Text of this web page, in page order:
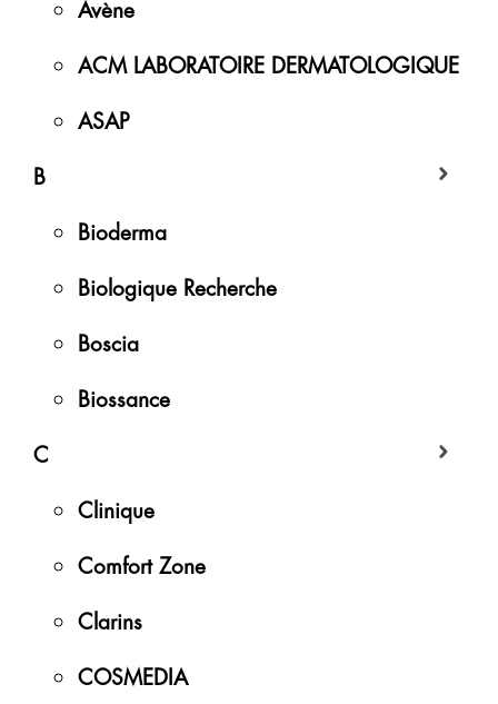
Avène
ACM LABORATOIRE DERMATOLOGIQUE
ASAP
B
Bioderma
Biologique Recherche
Boscia
Biossance
C
Clinique
Comfort Zone
Clarins
COSMEDIA